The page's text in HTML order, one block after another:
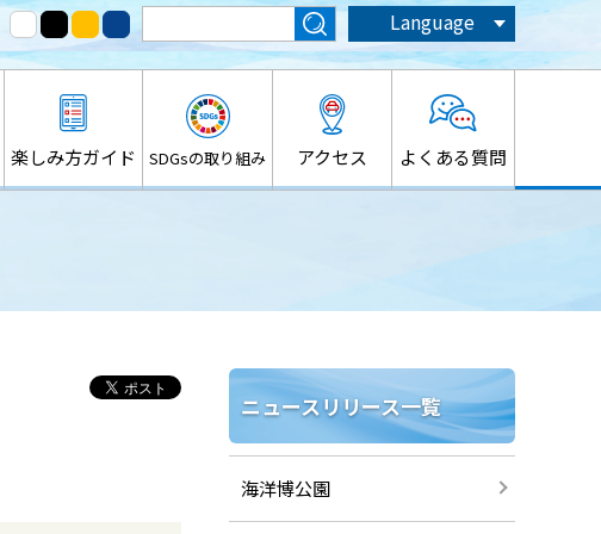
Language
楽しみ方ガイド SDGsの取り組み アクセス よくある質問
ニュースリリース一覧
海洋博公園